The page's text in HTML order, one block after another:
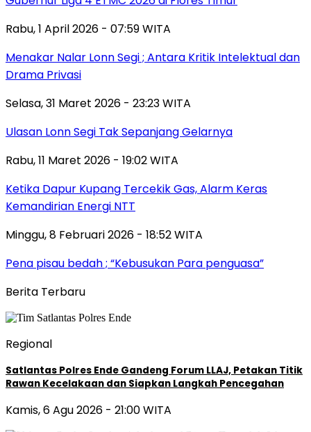
Rabu, 1 April 2026 - 07:59 WITA
Menakar Nalar Lonn Segi ; Antara Kritik Intelektual dan
Drama Privasi
Selasa, 31 Maret 2026 - 23:23 WITA
Ulasan Lonn Segi Tak Sepanjang Gelarnya
Rabu, 11 Maret 2026 - 19:02 WITA
Ketika Dapur Kupang Tercekik Gas, Alarm Keras
Kemandirian Energi NTT
Minggu, 8 Februari 2026 - 18:52 WITA
Pena pisau bedah ; “Kebusukan Para penguasa”
Berita Terbaru
Regional
Satlantas Polres Ende Gandeng Forum LLAJ, Petakan Titik
Rawan Kecelakaan dan Siapkan Langkah Pencegahan
Kamis, 6 Agu 2026 - 21:00 WITA